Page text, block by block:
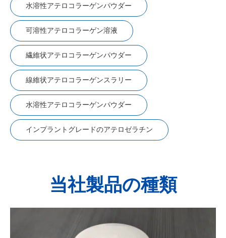
水溶性アテロコラーゲンパウダー
可溶性アテロコラーゲン溶液
繊維状アテロコラーゲンパウダー
線維状アテロコラーゲンスラリー
水溶性アテロコラーゲンパウダー
インプラントグレードのアテロゼラチン
当社製品の種類